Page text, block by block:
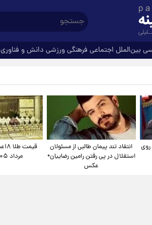
بین‌الملل اجتماعی فرهنگیورزشی دانش و فناوری
روی
انتقاد تند پیمان طالبی از مسئولان
استقلال در پی رفتن رامین رضاییان+
عکس
مرداد ۱۴۰۵ +جدول